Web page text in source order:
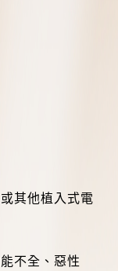
其他植入式電
不全、惡性